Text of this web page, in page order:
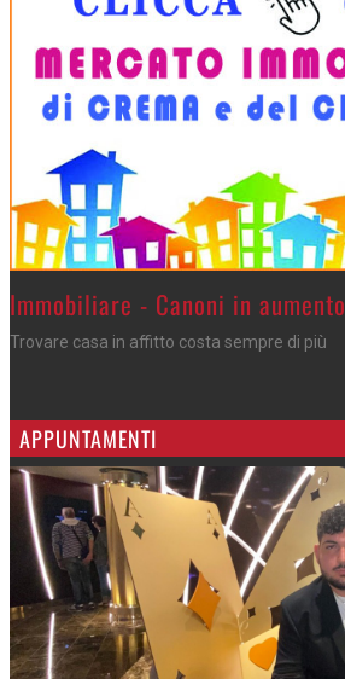
>Immobiliare - Canoni in aumento
Trovare casa in affitto costa sempre di più
APPUNTAMENTI